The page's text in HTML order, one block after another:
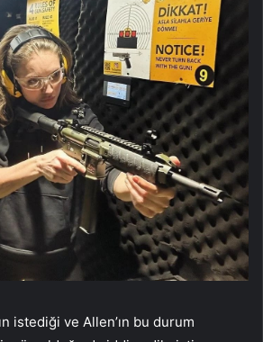
istediği ve Allen’ın bu durum